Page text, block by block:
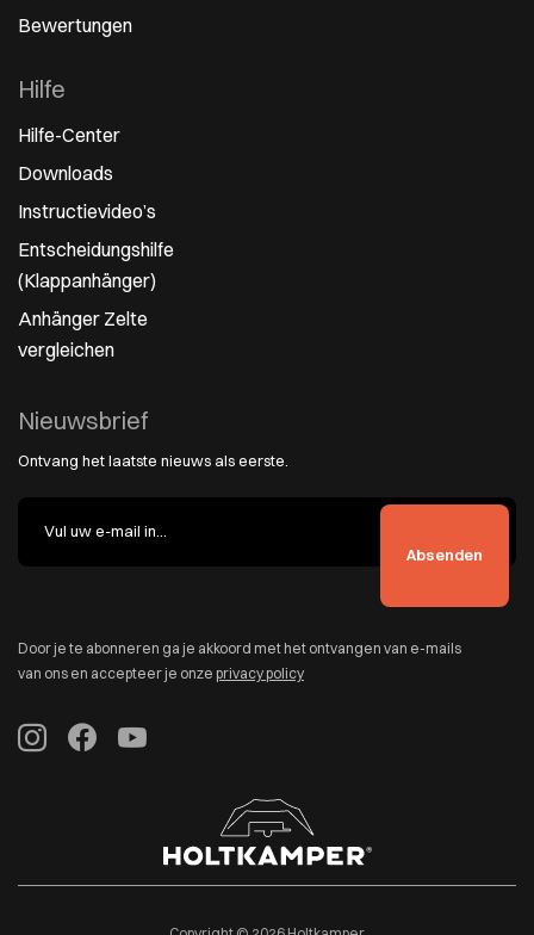
Bewertungen
Hilfe
Hilfe-Center
Downloads
Instructievideo’s
Entscheidungshilfe
(Klappanhänger)
Anhänger Zelte
vergleichen
Nieuwsbrief
Ontvang het laatste nieuws als eerste.
Door je te abonneren ga je akkoord met het ontvangen van e-mails
van ons en accepteer je onze privacy policy